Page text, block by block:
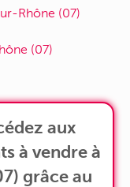
Rhône (07)
(07)
aux
à vendre à
grâce au